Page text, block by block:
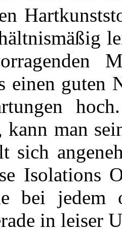
einen guten
kann man
sich
Isolations
bei jedem
in leiser